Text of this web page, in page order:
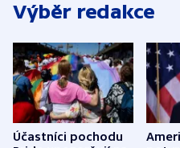
Výběr redakce
Účastníci pochodu